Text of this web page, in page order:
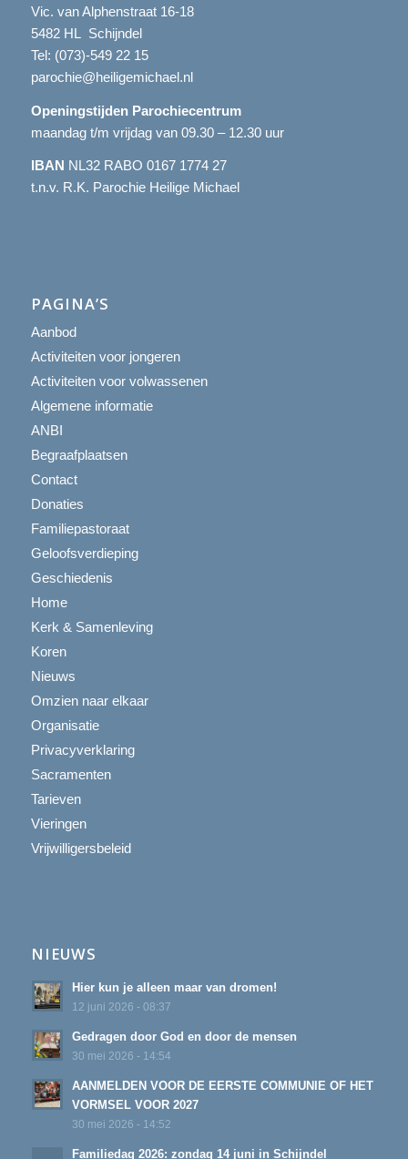
Vic. van Alphenstraat 16-18
5482 HL Schijndel
Tel: (073)-549 22 15
parochie@heiligemichael.nl
Openingstijden Parochiecentrum
maandag t/m vrijdag van 09.30 – 12.30 uur
IBAN NL32 RABO 0167 1774 27
t.n.v. R.K. Parochie Heilige Michael
PAGINA’S
Aanbod
Activiteiten voor jongeren
Activiteiten voor volwassenen
Algemene informatie
ANBI
Begraafplaatsen
Contact
Donaties
Familiepastoraat
Geloofsverdieping
Geschiedenis
Home
Kerk & Samenleving
Koren
Nieuws
Omzien naar elkaar
Organisatie
Privacyverklaring
Sacramenten
Tarieven
Vieringen
Vrijwilligersbeleid
NIEUWS
Hier kun je alleen maar van dromen!
12 juni 2026 - 08:37
Gedragen door God en door de mensen
30 mei 2026 - 14:54
AANMELDEN VOOR DE EERSTE COMMUNIE OF HET
VORMSEL VOOR 2027
30 mei 2026 - 14:52
Familiedag 2026: zondag 14 juni in Schijndel